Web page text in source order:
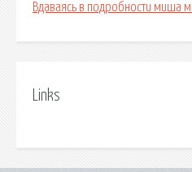
Вдаваясь в подробности миша
Links